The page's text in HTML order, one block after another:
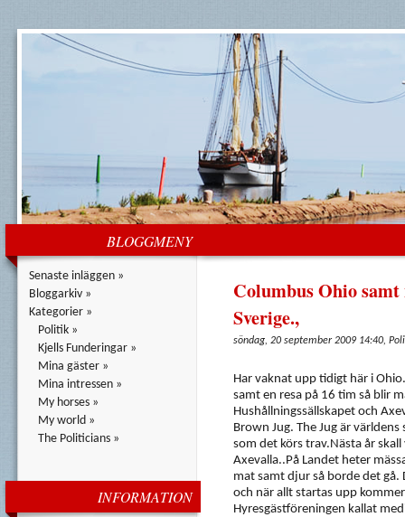
BLOGGMENY
Senaste inläggen »
Bloggarkiv »
Kategorier »
Politik »
Kjells Funderingar »
Mina gäster »
Mina intressen »
My horses »
My world »
The Politicians »
INFORMATION
Columbus Ohio
Sverige.,
söndag, 20 september 2009 14:40,
Har vaknat upp tidigt här i
samt en resa på 16 tim så blir
Hushållningssällskapet och
Brown Jug. The Jug är
som det körs trav.Nästa år
Axevalla..På Landet heter
mat samt djur så borde det gå.
och när allt startas upp
Hyresgästföreningen kallat